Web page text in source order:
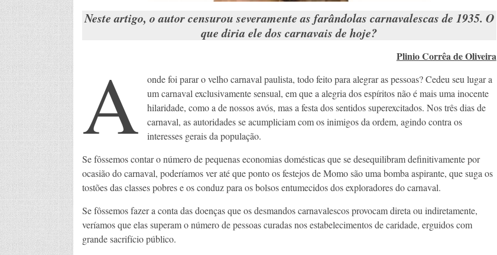
Neste artigo, o autor censurou severamente as farândolas carnavalescas de 1935. O
que diria ele dos carnavais de hoje?
Plinio Corrêa de Oliveira
A
onde foi parar o velho carnaval paulista, todo feito para alegrar as pessoas? Cedeu seu lugar a
um carnaval exclusivamente sensual, em que a alegria dos espíritos não é mais uma inocente
hilaridade, como a de nossos avós, mas a festa dos sentidos superexcitados. Nos três dias de
carnaval, as autoridades se acumpliciam com os inimigos da ordem, agindo contra os
interesses gerais da população.
Se fôssemos contar o número de pequenas economias domésticas que se desequilibram definitivamente por
ocasião do carnaval, poderíamos ver até que ponto os festejos de Momo são uma bomba aspirante, que suga os
tostões das classes pobres e os conduz para os bolsos entumecidos dos exploradores do carnaval.
Se fôssemos fazer a conta das doenças que os desmandos carnavalescos provocam direta ou indiretamente,
veríamos que elas superam o número de pessoas curadas nos estabelecimentos de caridade, erguidos com
grande sacrifício público.